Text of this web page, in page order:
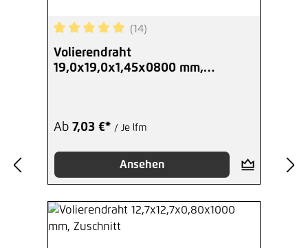
Durchschnittliche Bewertung von 4.93 von 5
(14)
Volierendraht
19,0x19,0x1,45x0800 mm,
Ab 7,03 €* / Je lfm
Ansehen